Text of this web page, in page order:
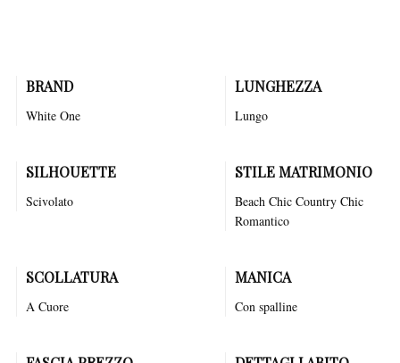
BRAND
White One
LUNGHEZZA
Lungo
SILHOUETTE
Scivolato
STILE MATRIMONIO
Beach Chic Country Chic
Romantico
SCOLLATURA
A Cuore
MANICA
Con spalline